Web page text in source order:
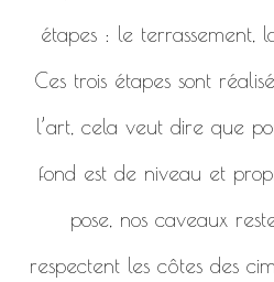
étapes : le terrassement,
Ces trois étapes sont
l’art, cela veut dire que
fond est de niveau et
pose, nos caveaux
respectent les côtes des